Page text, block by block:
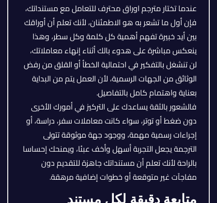
عندما تختار مترجم اوراق محترف للتعامل مع مستنداتك،
فإن أول ما تشعر به هو الاطمئنان، لأنك تعلم أن أوراقك
بين أيد خبيرة تفهم أهمية كل كلمة وكل سطر، وهذا
ينعكس مباشرة على هدوء بالك أثناء إنهاء معاملاتك،
لن تنشغل بالتفكير في احتمالية الخطأ أو القلق من رفض
الوثائق من الجهات الرسمية، لأن العمل يتم من البداية
بعناية واهتمام كامل بالتفاصيل.
فالشعور بالثقة يساعدك على التركيز في أمورك الأخرى
دون ضغط أو توتر، سواء كانت معاملات سفر، دراسة، أو
إجراءات رسمية مهمة، ووجود جهة موثوقة تتولى
الترجمة يجعل التجربة أسهل وأخف عبئا، ويمنحك إحساسا
بالراحة لأنك تعلم أن مستنداتك جاهزة للتقديم دون
مفاجآت غير متوقعة أو خطوات إضافية مرهقة.
متابعة دقيقة لكل مستند